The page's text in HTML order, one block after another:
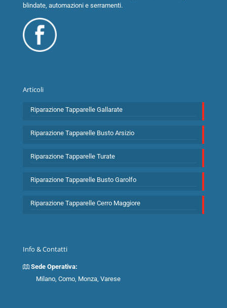
blindate, automazioni e serramenti.
Articoli
Riparazione Tapparelle Gallarate
Riparazione Tapparelle Busto Arsizio
Riparazione Tapparelle Turate
Riparazione Tapparelle Busto Garolfo
Riparazione Tapparelle Cerro Maggiore
Info & Contatti
Sede Operativa:
Milano, Como, Monza, Varese